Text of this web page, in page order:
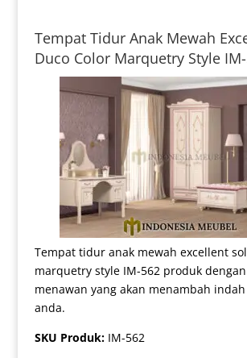
Tempat Tidur Anak Mewah
Duco Color Marquetry Style
Tempat tidur anak mewah excellent
marquetry style IM-562 produk
menawan yang akan menambah
anda.
SKU Produk: IM-562